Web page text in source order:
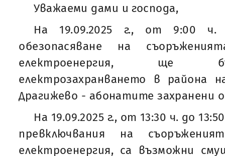
Уважаеми дами и господа,
На 19.09.2025 г., от 9:00
обезопасяване на
електроенергия, ще
електрозахранването в района
Драгижево - абонатите захранени
На 19.09.2025 г., от 13:30 ч. до
превключвания на
електроенергия, са възможни